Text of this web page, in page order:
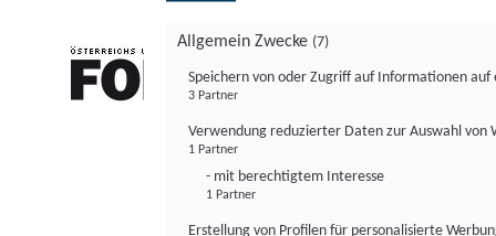
Allgemein Zwecke (7)
Speichern von oder Zugriff auf Informationen auf
3 Partner
Verwendung reduzierter Daten zur Auswahl von
1 Partner
- mit berechtigtem Interesse
1 Partner
Erstellung von Profilen für personalisierte
FONDS professionell